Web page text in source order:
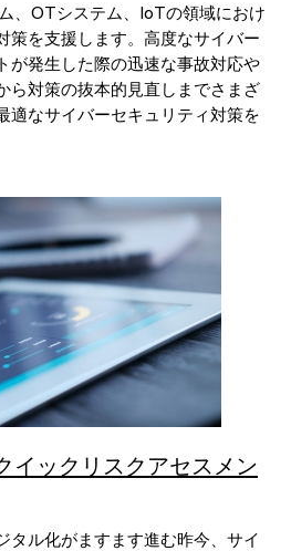
、OTシステム、IoTの領域におけ
策を支援します。高度なサイバー
が発生した際の迅速な事故対応や
ら対策の抜本的見直しまでさまざ
適なサイバーセキュリティ対策を
イックリスクアセスメン
タル化がますます進む昨今、サイ